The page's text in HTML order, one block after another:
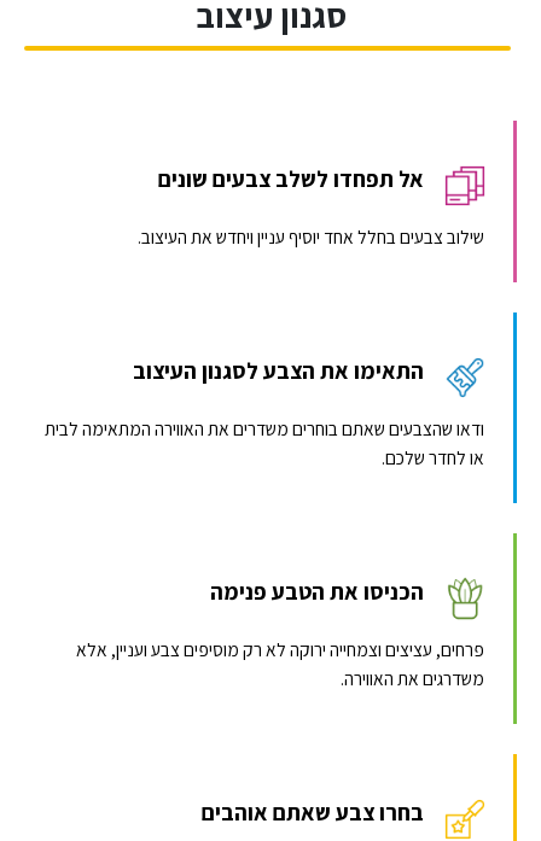
סגנון עיצוב
אל תפחדו לשלב צבעים שונים
שילוב צבעים בחלל אחד יוסיף עניין ויחדש את העיצוב.
התאימו את הצבע לסגנון העיצוב
ודאו שהצבעים שאתם בוחרים משדרים את האווירה המתאימה לבית
או לחדר שלכם.
הכניסו את הטבע פנימה
פרחים, עציצים וצמחייה ירוקה לא רק מוסיפים צבע ועניין, אלא
משדרגים את האווירה.
בחרו צבע שאתם אוהבים